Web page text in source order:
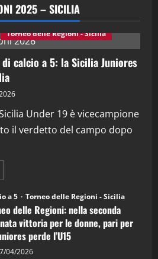
28 Aprile 2026)
04/2026
in Podcast
in Podcast: 28^ Puntata
21 Aprile 2026)
04/2026
14 Aprile 2026)
in Podcast
in Podcast: 26^ Puntata
07 Aprile 2026)
2025 – SICILIA
Torneo delle Regioni - Sicilia
calcio a 5: la Sicilia Juniores
Under 19 è vicecampione
il verdetto del campo dopo
a 5 Torneo delle Regioni - Sicilia
delle Regioni: nella seconda
vittoria per le donne, pari per
perde l’U15
04/2026